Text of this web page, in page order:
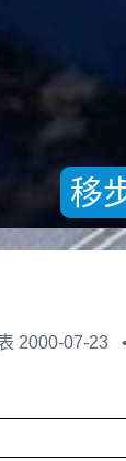
移
2000-07-23